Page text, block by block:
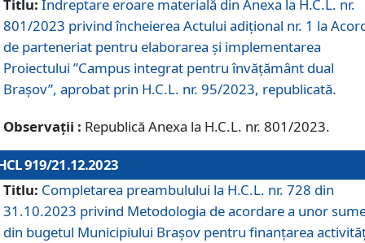
Titlu: Îndreptare eroare materială din Anexa la H.C.L. nr.
801/2023 privind încheierea Actului adițional nr. 1 la
de parteneriat pentru elaborarea și implementarea
Proiectului ”Campus integrat pentru învățământ dual
Brașov”, aprobat prin H.C.L. nr. 95/2023, republicată.
Observații : Republică Anexa la H.C.L. nr. 801/2023.
919/21.12.2023
Titlu: Completarea preambulului la H.C.L. nr. 728 din
31.10.2023 privind Metodologia de acordare a unor
din bugetul Municipiului Brașov pentru finanțarea